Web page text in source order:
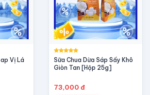
Vị Lá
Sữa Chua Dừa Sáp Sấy Khô
Giòn Tan [Hộp 25g]
73,000 đ